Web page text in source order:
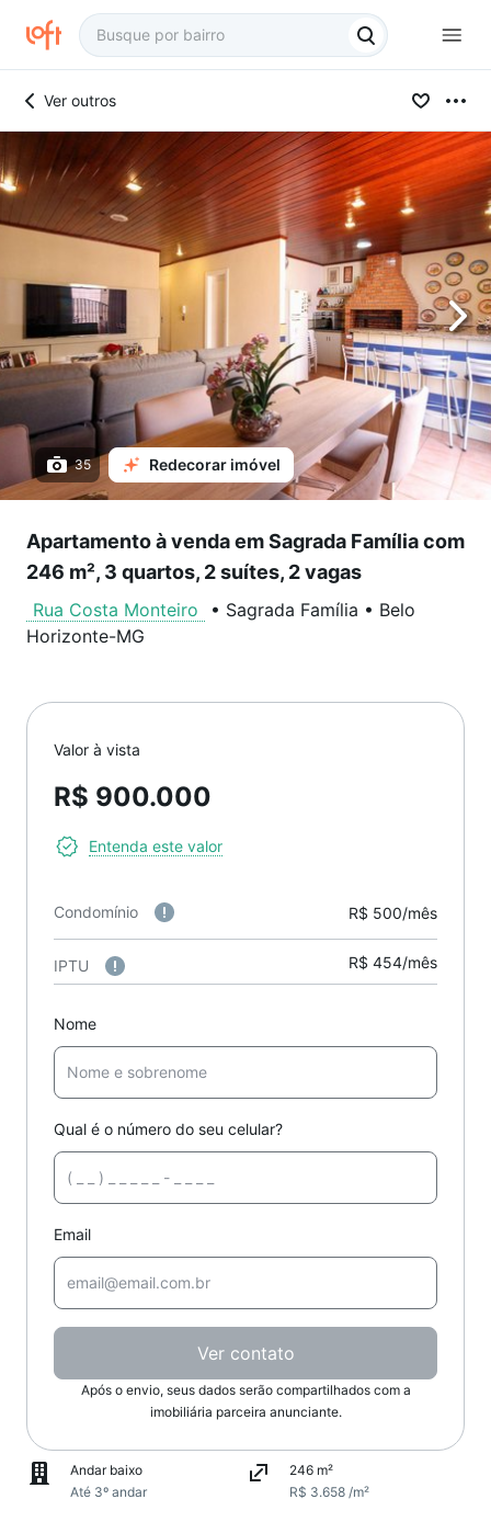
Ver outros
35 Redecorar imóvel
Apartamento à venda em Sagrada Família com
246 m², 3 quartos, 2 suítes, 2 vagas
Rua Costa Monteiro • Sagrada Família • Belo
Horizonte-MG
Valor à vista
R$ 900.000
Entenda este valor
Condomínio R$ 500/mês
IPTU R$ 454/mês
Nome
Qual é o número do seu celular?
Email
Ver contato
Após o envio, seus dados serão compartilhados com a
imobiliária parceira anunciante.
Andar baixo
Até 3º andar
246 m²
R$ 3.658 /m²